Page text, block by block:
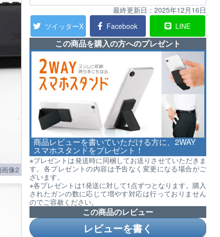
最終更新日： 2025年12月16日
ツイッターX
Facebook LINE
この商品を購入の方へのプレゼント
商品レビューを書いていただける方に、2WAY
スマホスタンドをプレゼント！
※プレゼントは発送時に同梱してお送りさせていただきま
す。各プレゼントの内容は予告なく変更になる場合がご
ざいます。
※各プレゼントは1発送に対して1点ずつとなります。購入
されたガンの数に応じて増やす対応は行っておりません
のでご容赦ください。
この商品のレビュー
レビューを書く
像2